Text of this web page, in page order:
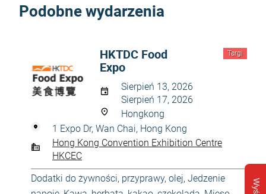
Podobne wydarzenia
Targi
HKTDC Food
Expo
Sierpień 13, 2026
Sierpień 17, 2026
Hongkong
1 Expo Dr, Wan Chai, Hong Kong
Hong Kong Convention Exhibition Centre
HKCEC
Dodatki do żywności, przyprawy, olej, Jedzenie